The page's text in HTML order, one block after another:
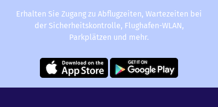
Erhalten Sie Zugang zu Abflugzeiten, Wartezeiten bei
der Sicherheitskontrolle, Flughafen-WLAN,
Parkplätzen und mehr.